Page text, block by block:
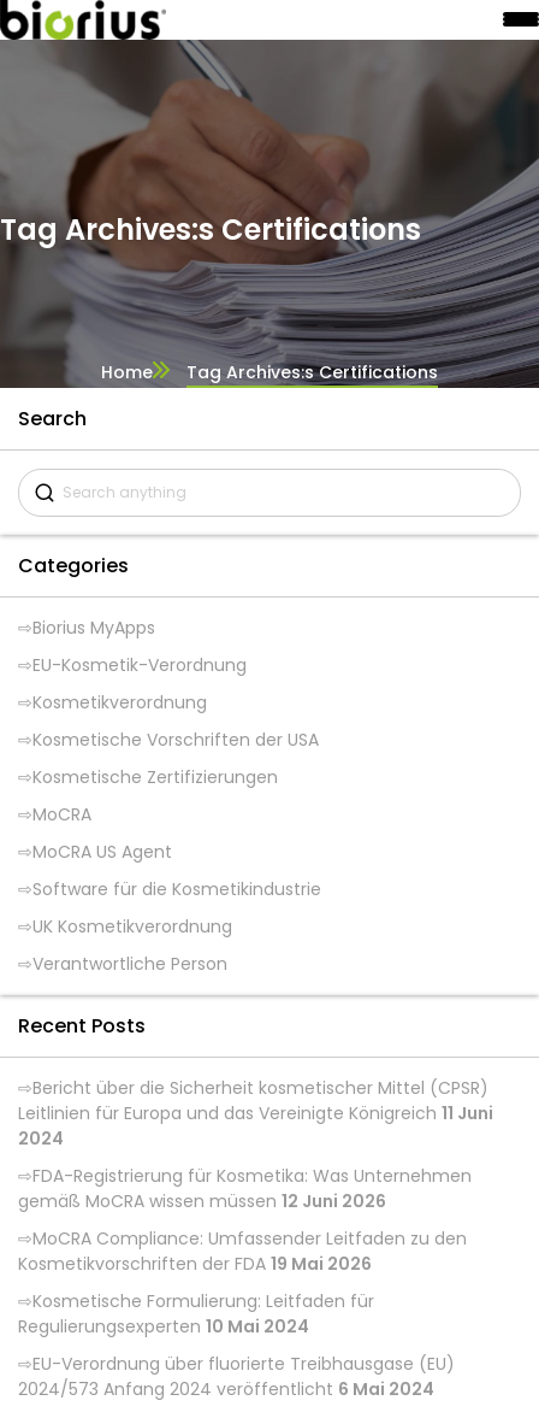
Tag Archives:s Certifications
Home Tag Archives:s Certifications
Search
Categories
Biorius MyApps
EU-Kosmetik-Verordnung
Kosmetikverordnung
Kosmetische Vorschriften der USA
Kosmetische Zertifizierungen
MoCRA
MoCRA US Agent
Software für die Kosmetikindustrie
UK Kosmetikverordnung
Verantwortliche Person
Recent Posts
Bericht über die Sicherheit kosmetischer Mittel (CPSR)
Leitlinien für Europa und das Vereinigte Königreich 11 Juni
2024
FDA-Registrierung für Kosmetika: Was Unternehmen
gemäß MoCRA wissen müssen 12 Juni 2026
MoCRA Compliance: Umfassender Leitfaden zu den
Kosmetikvorschriften der FDA 19 Mai 2026
Kosmetische Formulierung: Leitfaden für
Regulierungsexperten 10 Mai 2024
EU-Verordnung über fluorierte Treibhausgase (EU)
2024/573 Anfang 2024 veröffentlicht 6 Mai 2024